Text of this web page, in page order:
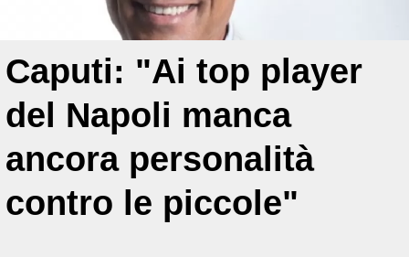
Caputi: "Ai top player
del Napoli manca
ancora personalità
contro le piccole"